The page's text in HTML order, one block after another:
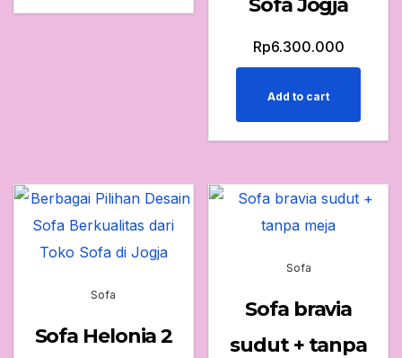
Rp6.300.000
Add to cart
Sofa
Sofa Helonia 2
Sofa
Sofa bravia
sudut + tanpa